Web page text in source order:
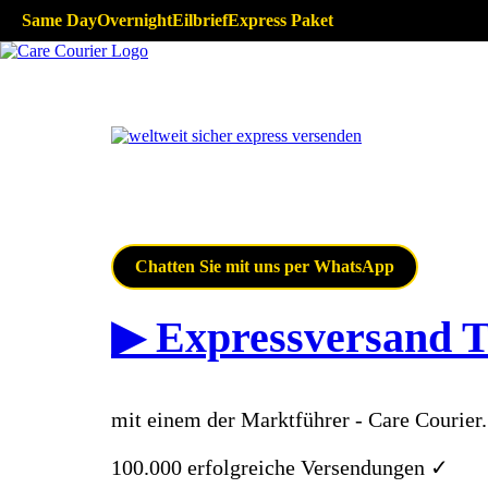
Same DayOvernightEilbriefExpress Paket
Chatten Sie mit uns per WhatsApp
▶ Expressversand
mit einem der Marktführer - Care
100.000 erfolgreiche Versendungen ✓